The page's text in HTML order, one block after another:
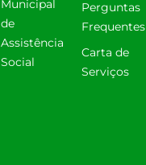
Municipal
de
Assistência
Social
Perguntas
Frequentes
Carta de
Serviços